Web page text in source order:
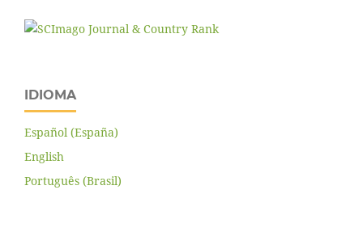
IDIOMA
Español (España)
English
Português (Brasil)